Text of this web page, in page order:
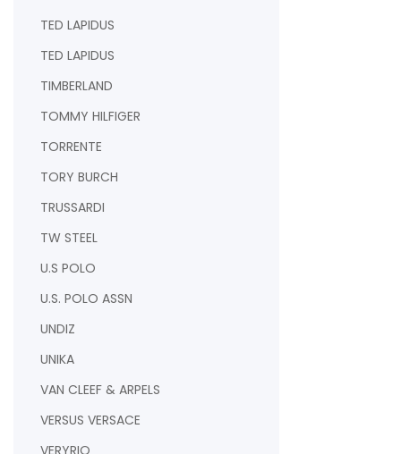
TED LAPIDUS
TED LAPIDUS
TIMBERLAND
TOMMY HILFIGER
TORRENTE
TORY BURCH
TRUSSARDI
TW STEEL
U.S POLO
U.S. POLO ASSN
UNDIZ
UNIKA
VAN CLEEF & ARPELS
VERSUS VERSACE
VERYRIO